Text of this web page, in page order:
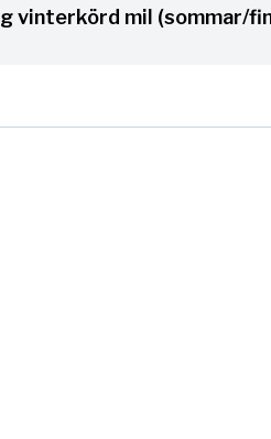
vinterkörd mil (sommar/